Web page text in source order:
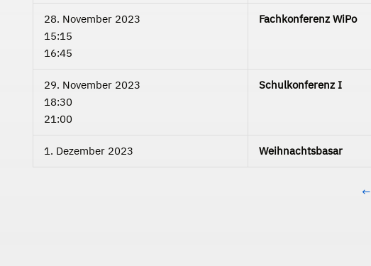
28. November 2023
15:15
16:45
Fachkonferenz WiPo
29. November 2023
18:30
21:00
Schulkonferenz I
1. Dezember 2023 Weihnachtsbasar
←